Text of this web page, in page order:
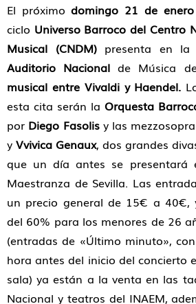
El próximodomingo 21 de
ciclo Universo Barroco del Centro
Musical (CNDM)presenta en la
Auditorio Nacional de Música
musical entre Vivaldi y Haendel.
esta cita serán la Orquesta
por Diego Fasolisy las
y Vvivica Genaux, dos grandes
que un día antes se presentará
Maestranza de Sevilla. Las
un precio general de 15€ a 40€,
del 60% para los menores de 26
(entradas de «Último minuto»,
hora antes del inicio del concierto
sala) ya están a la venta en las
Nacional y teatros del INAEM,